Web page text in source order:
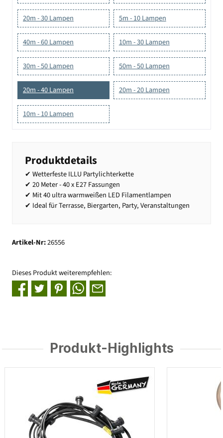
20m - 30 Lampen 5m - 10 Lampen
40m - 60 Lampen 10m - 30 Lampen
30m - 50 Lampen 50m - 50 Lampen
20m - 40 Lampen 20m - 20 Lampen
10m - 10 Lampen
Produktdetails
✔ Wetterfeste ILLU Partylichterkette
✔ 20 Meter - 40 x E27 Fassungen
✔ Mit 40 ultra warmweißen LED Filamentlampen
✔ Ideal für Terrasse, Biergarten, Party, Veranstaltungen
Artikel-Nr:26556
Dieses Produkt weiterempfehlen:
Produkt-Highlights